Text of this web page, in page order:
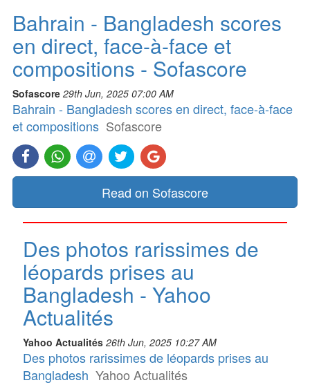
Bahrain - Bangladesh scores
en direct, face-à-face et
compositions - Sofascore
Sofascore 29th Jun, 2025 07:00 AM
Bahrain - Bangladesh scores en direct, face-à-face
et compositions Sofascore
Read on Sofascore
Des photos rarissimes de
léopards prises au
Bangladesh - Yahoo
Actualités
Yahoo Actualités 26th Jun, 2025 10:27 AM
Des photos rarissimes de léopards prises au
Bangladesh Yahoo Actualités